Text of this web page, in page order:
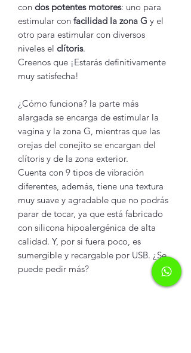
con dos potentes motores: uno para
estimular con facilidad la zona G y el
otro para estimular con diversos
niveles el clítoris.
Creenos que ¡Estarás definitivamente
muy satisfecha!
¿Cómo funciona? la parte más
alargada se encarga de estimular la
vagina y la zona G, mientras que las
orejas del conejito se encargan del
clítoris y de la zona exterior.
Cuenta con 9 tipos de vibración
diferentes, además, tiene una textura
muy suave y agradable que no podrás
parar de tocar, ya que está fabricado
con silicona hipoalergénica de alta
calidad. Y, por si fuera poco, es
sumergible y recargable por USB. ¿Se
puede pedir más?